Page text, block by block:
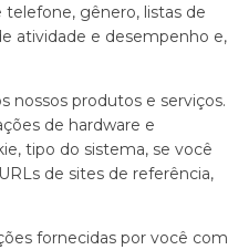
gênero, listas de
atividade e desempenho e,
nossos produtos e serviços.
de hardware e
tipo do sistema, se você
de sites de referência,
fornecidas por você com